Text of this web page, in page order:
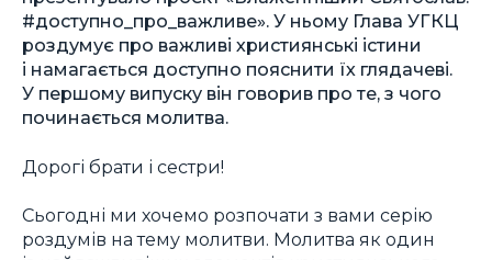
#доступно_про_важливе». У ньому Глава УГКЦ
роздумує про важливі християнські істини
і намагається доступно пояснити їх глядачеві.
У першому випуску він говорив про те, з чого
починається молитва.
Дорогі брати і сестри!
Сьогодні ми хочемо розпочати з вами серію
роздумів на тему молитви. Молитва як один